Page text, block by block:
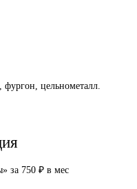
фургон, цельнометалл.
за 750 ₽ в мес